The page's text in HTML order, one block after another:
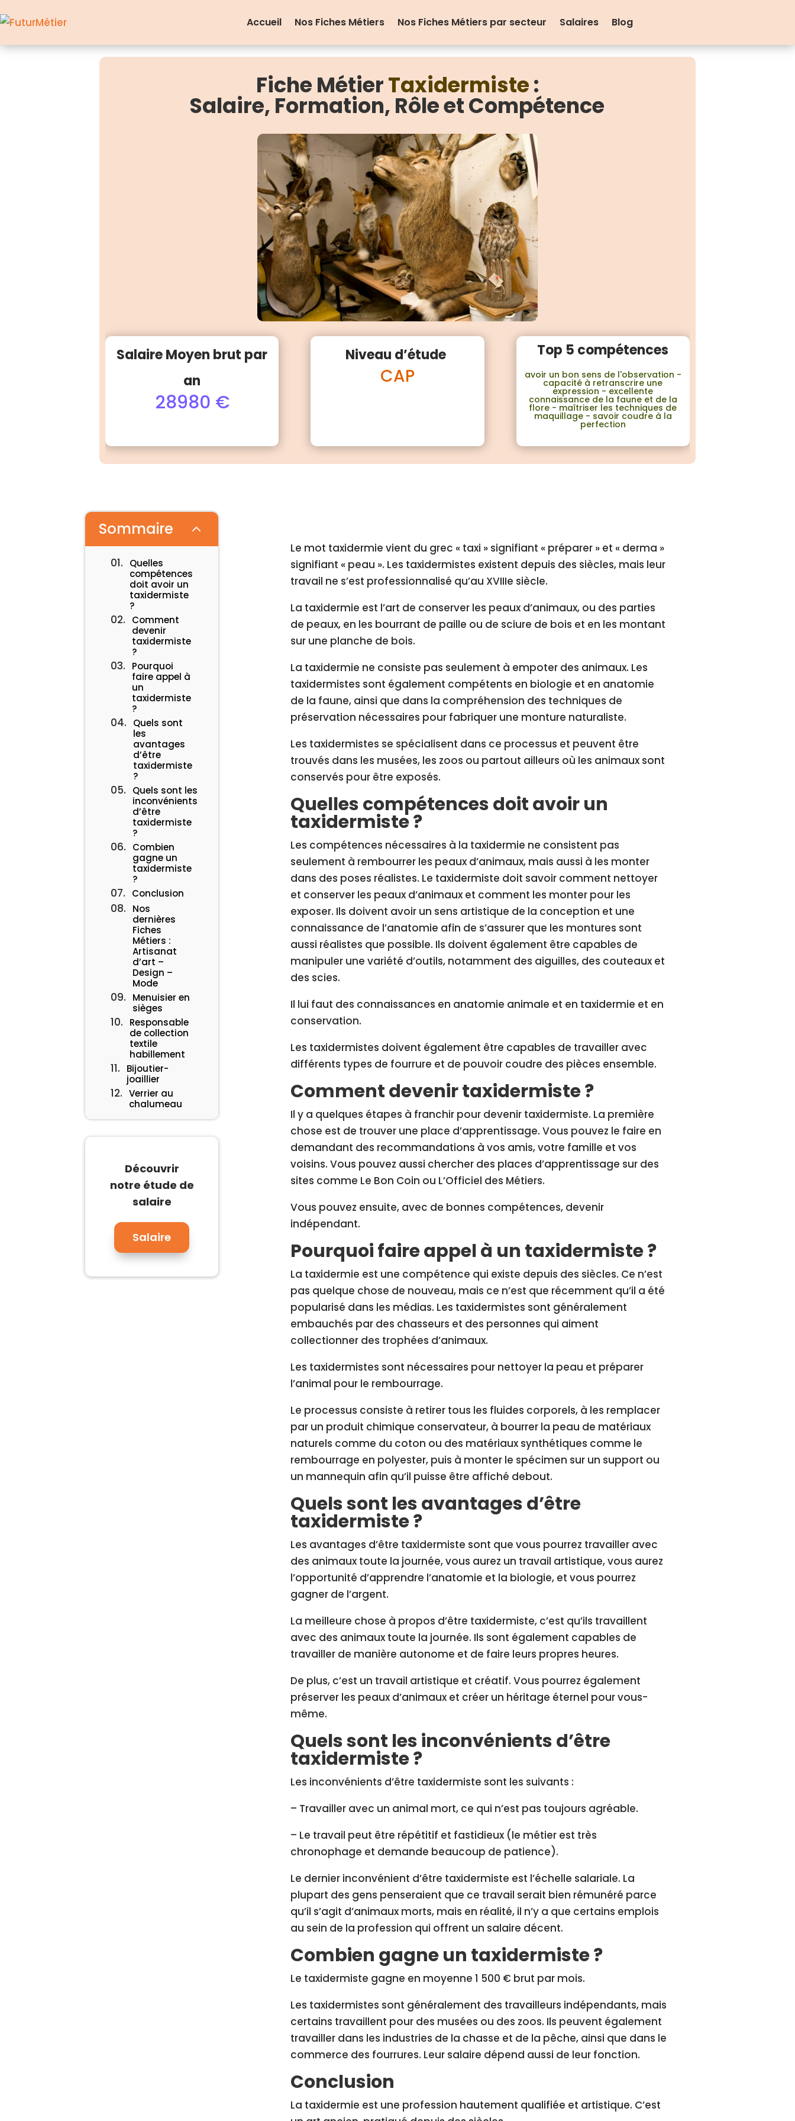
Accueil Nos Fiches Métiers Nos Fiches Métiers par secteur Salaires Blog
Fiche MétierTaxidermiste:
Salaire, Formation, Rôle et Compétence
Salaire Moyen brut par
an
28980 €
Niveau d’étude
CAP
Top 5 compétences
avoir un bon sens de l'observation -
capacité à retranscrire une
expression - excellente
connaissance de la faune et de la
flore - maîtriser les techniques de
maquillage - savoir coudre à la
perfection
Sommaire 2
Quelles
compétences
doit avoir un
taxidermiste
?
Comment
devenir
taxidermiste
?
Pourquoi
faire appel à
un
taxidermiste
?
Quels sont
les
avantages
d’être
taxidermiste
?
Quels sont les
inconvénients
d’être
taxidermiste
?
Combien
gagne un
taxidermiste
?
Conclusion
Nos
dernières
Fiches
Métiers :
Artisanat
d’art –
Design –
Mode
Menuisier en
sièges
Responsable
de collection
textile
habillement
Bijoutier-
joaillier
Verrier au
chalumeau
Découvrir
notre étude de
salaire
Salaire
Le mot taxidermie vient du grec « taxi » signifiant « préparer » et « derma »
signifiant « peau ». Les taxidermistes existent depuis des siècles, mais leur
travail ne s’est professionnalisé qu’au XVIIIe siècle.
La taxidermie est l’art de conserver les peaux d’animaux, ou des parties
de peaux, en les bourrant de paille ou de sciure de bois et en les montant
sur une planche de bois.
La taxidermie ne consiste pas seulement à empoter des animaux. Les
taxidermistes sont également compétents en biologie et en anatomie
de la faune, ainsi que dans la compréhension des techniques de
préservation nécessaires pour fabriquer une monture naturaliste.
Les taxidermistes se spécialisent dans ce processus et peuvent être
trouvés dans les musées, les zoos ou partout ailleurs où les animaux sont
conservés pour être exposés.
Quelles compétences doit avoir un
taxidermiste ?
Les compétences nécessaires à la taxidermie ne consistent pas
seulement à rembourrer les peaux d’animaux, mais aussi à les monter
dans des poses réalistes. Le taxidermiste doit savoir comment nettoyer
et conserver les peaux d’animaux et comment les monter pour les
exposer. Ils doivent avoir un sens artistique de la conception et une
connaissance de l’anatomie afin de s’assurer que les montures sont
aussi réalistes que possible. Ils doivent également être capables de
manipuler une variété d’outils, notamment des aiguilles, des couteaux et
des scies.
Il lui faut des connaissances en anatomie animale et en taxidermie et en
conservation.
Les taxidermistes doivent également être capables de travailler avec
différents types de fourrure et de pouvoir coudre des pièces ensemble.
Comment devenir taxidermiste ?
Il y a quelques étapes à franchir pour devenir taxidermiste. La première
chose est de trouver une place d’apprentissage. Vous pouvez le faire en
demandant des recommandations à vos amis, votre famille et vos
voisins. Vous pouvez aussi chercher des places d’apprentissage sur des
sites comme Le Bon Coin ou L’Officiel des Métiers.
Vous pouvez ensuite, avec de bonnes compétences, devenir
indépendant.
Pourquoi faire appel à un taxidermiste ?
La taxidermie est une compétence qui existe depuis des siècles. Ce n’est
pas quelque chose de nouveau, mais ce n’est que récemment qu’il a été
popularisé dans les médias. Les taxidermistes sont généralement
embauchés par des chasseurs et des personnes qui aiment
collectionner des trophées d’animaux.
Les taxidermistes sont nécessaires pour nettoyer la peau et préparer
l’animal pour le rembourrage.
Le processus consiste à retirer tous les fluides corporels, à les remplacer
par un produit chimique conservateur, à bourrer la peau de matériaux
naturels comme du coton ou des matériaux synthétiques comme le
rembourrage en polyester, puis à monter le spécimen sur un support ou
un mannequin afin qu’il puisse être affiché debout.
Quels sont les avantages d’être
taxidermiste ?
Les avantages d’être taxidermiste sont que vous pourrez travailler avec
des animaux toute la journée, vous aurez un travail artistique, vous aurez
l’opportunité d’apprendre l’anatomie et la biologie, et vous pourrez
gagner de l’argent.
La meilleure chose à propos d’être taxidermiste, c’est qu’ils travaillent
avec des animaux toute la journée. Ils sont également capables de
travailler de manière autonome et de faire leurs propres heures.
De plus, c’est un travail artistique et créatif. Vous pourrez également
préserver les peaux d’animaux et créer un héritage éternel pour vous-
même.
Quels sont les inconvénients d’être
taxidermiste ?
Les inconvénients d’être taxidermiste sont les suivants :
– Travailler avec un animal mort, ce qui n’est pas toujours agréable.
– Le travail peut être répétitif et fastidieux (le métier est très
chronophage et demande beaucoup de patience).
Le dernier inconvénient d’être taxidermiste est l’échelle salariale. La
plupart des gens penseraient que ce travail serait bien rémunéré parce
qu’il s’agit d’animaux morts, mais en réalité, il n’y a que certains emplois
au sein de la profession qui offrent un salaire décent.
Combien gagne un taxidermiste ?
Le taxidermiste gagne en moyenne 1 500 € brut par mois.
Les taxidermistes sont généralement des travailleurs indépendants, mais
certains travaillent pour des musées ou des zoos. Ils peuvent également
travailler dans les industries de la chasse et de la pêche, ainsi que dans le
commerce des fourrures. Leur salaire dépend aussi de leur fonction.
Conclusion
La taxidermie est une profession hautement qualifiée et artistique. C’est